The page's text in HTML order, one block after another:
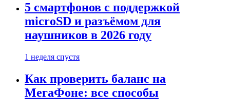
5 смартфонов с поддержкой
microSD и разъёмом для
наушников в 2026 году
1 неделя спустя
Как проверить баланс на
МегаФоне: все способы